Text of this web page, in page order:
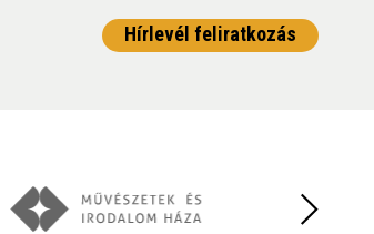
Hírlevél feliratkozás